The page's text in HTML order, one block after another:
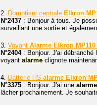
2. Domotiser centrale Elkron
N°2437 : Bonjour à tous. Je
surveillant une sortie et
3. Voyant Alarme Elkron MP110
N°2404: Bonjour. J'ai débranché
voyant alarme clignote
4. Batterie HS alarme Elkron
N°3375 : Bonjour. J'ai une alarme
lâcher prochainement. Je